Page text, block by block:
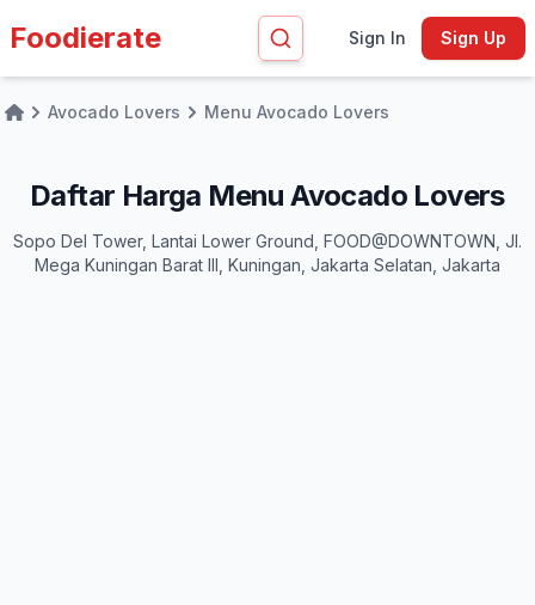
Foodierate Sign In Sign Up
HomeAvocado Lovers Menu Avocado Lovers
Daftar Harga Menu Avocado Lovers
Sopo Del Tower, Lantai Lower Ground, FOOD@DOWNTOWN, Jl.
Mega Kuningan Barat III, Kuningan, Jakarta Selatan, Jakarta